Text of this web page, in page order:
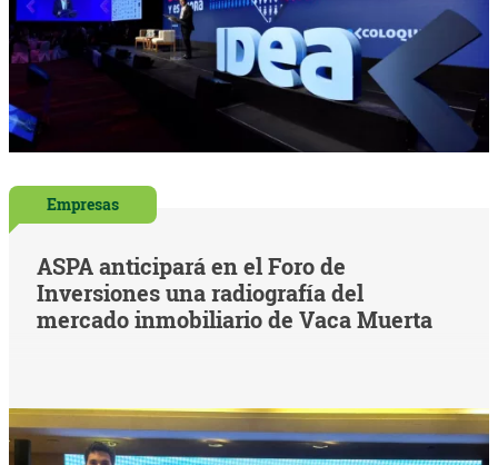
Empresas
ASPA anticipará en el Foro de
Inversiones una radiografía del
mercado inmobiliario de Vaca Muerta